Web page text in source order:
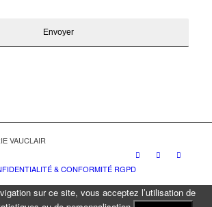
VAUCLAIR
& CONFORMITÉ RGPD
sur ce site, vous acceptez l’utilisation de